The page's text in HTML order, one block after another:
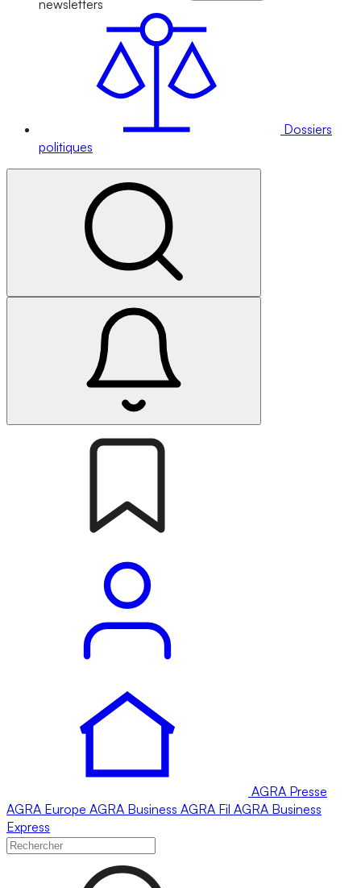
newsletters
Dossiers
politiques
AGRA Presse
AGRA Europe AGRA Business AGRA Fil AGRA Business
Express